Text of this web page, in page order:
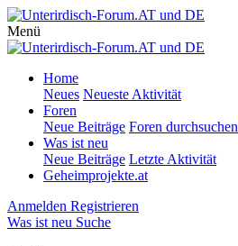
Menü
Home
Neues Neueste Aktivität
Foren
Neue Beiträge Foren durchsuchen
Was ist neu
Neue Beiträge Letzte Aktivität
Geheimprojekte.at
Anmelden Registrieren
Was ist neu Suche